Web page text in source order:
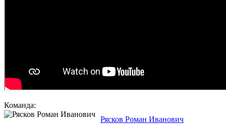
Команда:
Рясков Роман Иванович